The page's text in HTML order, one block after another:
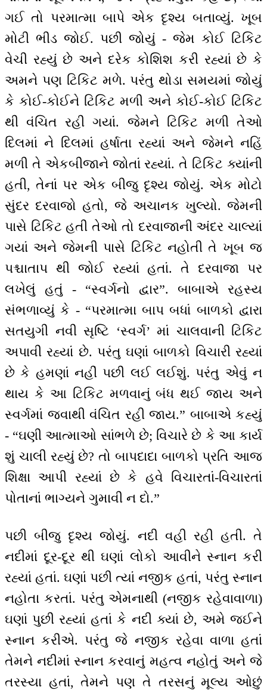
ગઈ તો પરમાત્મા બાપે એક દૃશ્ય બતાવ્યું. ખૂબ
મોટી ભીડ જોઈ. પછી જોયું - જેમ કોઈ ટિકિટ
વેચી રહ્યું છે અને દરેક કોશિશ કરી રહ્યાં છે કે
અમને પણ ટિકિટ મળે. પરંતુ થોડા સમયમાં જોયું
કે કોઈ-કોઈને ટિકિટ મળી અને કોઈ-કોઈ ટિકિટ
થી વંચિત રહી ગયાં. જેમને ટિકિટ મળી તેઓ
દિલમાં ને દિલમાં હર્ષાતા રહ્યાં અને જેમને નહિં
મળી તે એકબીજાને જોતાં રહ્યાં. તે ટિકિટ ક્યાંની
હતી, તેનાં પર એક બીજુ દૃશ્ય જોયું. એક મોટો
સુંદર દરવાજો હતો, જે અચાનક ખુલ્યો. જેમની
પાસે ટિકિટ હતી તેઓ તો દરવાજાની અંદર ચાલ્યાં
ગયાં અને જેમની પાસે ટિકિટ નહોતી તે ખૂબ જ
પશ્ચાતાપ થી જોઈ રહ્યાં હતાં. તે દરવાજા પર
લખેલું હતું - “સ્વર્ગનો દ્વાર”. બાબાએ રહસ્ય
સંભળાવ્યું કે - “પરમાત્મા બાપ બધાં બાળકો દ્વારા
સતયુગી નવી સૃષ્ટિ ‘સ્વર્ગ’ માં ચાલવાની ટિકિટ
અપાવી રહ્યાં છે. પરંતુ ઘણાં બાળકો વિચારી રહ્યાં
છે કે હમણાં નહીં પછી લઈ લઈશું. પરંતુ એવું ન
થાય કે આ ટિકિટ મળવાનું બંધ થઈ જાય અને
સ્વર્ગમાં જવાથી વંચિત રહી જાય.” બાબાએ કહ્યું
- “ઘણી આત્માઓ સાંભળે છે; વિચારે છે કે આ કાર્ય
શું ચાલી રહ્યું છે? તો બાપદાદા બાળકો પ્રતિ આજ
શિક્ષા આપી રહ્યાં છે કે હવે વિચારતાં-વિચારતાં
પોતાનાં ભાગ્યને ગુમાવી ન દો.”
પછી બીજુ દૃશ્ય જોયું. નદી વહી રહી હતી. તે
નદીમાં દૂર-દૂર થી ઘણાં લોકો આવીને સ્નાન કરી
રહ્યાં હતાં. ઘણાં પછી ત્યાં નજીક હતાં, પરંતુ સ્નાન
નહોતા કરતાં. પરંતુ એમનાથી (નજીક રહેવાવાળા)
ઘણાં પુછી રહ્યાં હતાં કે નદી ક્યાં છે, અમે જઈને
સ્નાન કરીએ. પરંતુ જે નજીક રહેવા વાળા હતાં
તેમને નદીમાં સ્નાન કરવાનું મહત્વ નહોતું અને જે
તરસ્યા હતાં, તેમને પણ તે તરસનું મૂલ્ય ઓછું